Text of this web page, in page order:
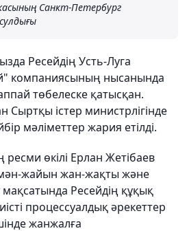
Санкт-Петербург
Ресейдің Усть-Луга
компаниясының нысанында
төбелеске қатысқан.
Сыртқы істер министрлігінде
мәліметтер жария етілді.
ресми өкілі Ерлан Жетібаев
жайын жан-жақты және
Ресейдің құқық
процессуалдық әрекеттер
жанжалға